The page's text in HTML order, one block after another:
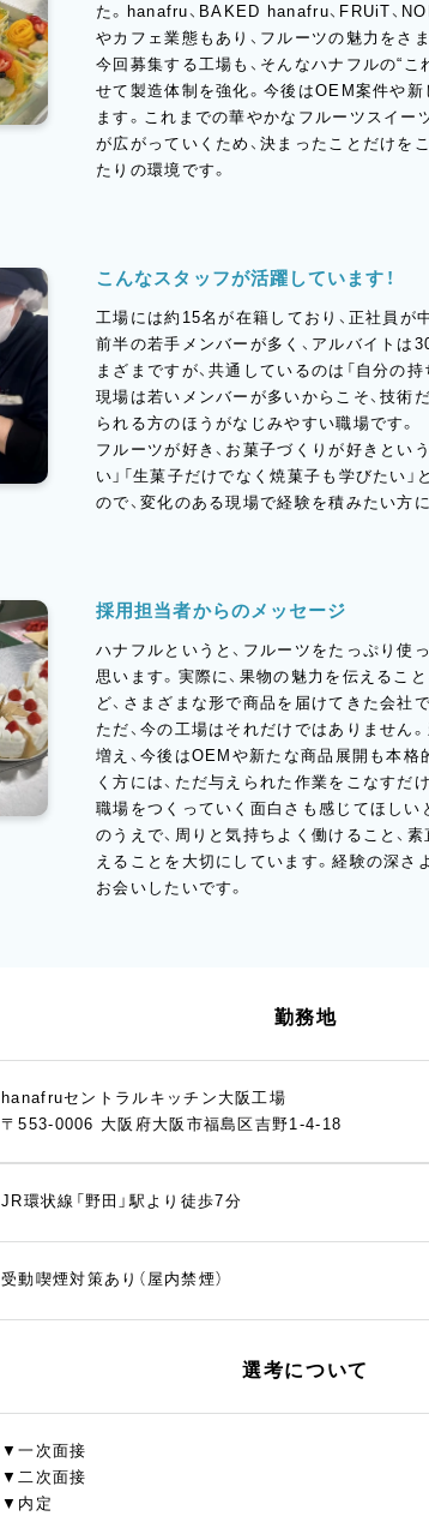
た。hanafru、BAKED hanafru、FRUiT、
やカフェ業態もあり、フルーツの魅力をさ
今回募集する工場も、そんなハナフルの“
せて製造体制を強化。今後はOEM案件や
ます。これまでの華やかなフルーツスイー
が広がっていくため、決まったことだけを
たりの環境です。
こんなスタッフが活躍しています！
工場には約15名が在籍しており、正社員が
前半の若手メンバーが多く、アルバイトは
まざまですが、共通しているのは「自分の
現場は若いメンバーが多いからこそ、技術
られる方のほうがなじみやすい職場です。
フルーツが好き、お菓子づくりが好きとい
い」「生菓子だけでなく焼菓子も学びたい
ので、変化のある現場で経験を積みたい方
採用担当者からのメッセージ
ハナフルというと、フルーツをたっぷり使
思います。実際に、果物の魅力を伝えるこ
ど、さまざまな形で商品を届けてきた会社で
ただ、今の工場はそれだけではありません
増え、今後はOEMや新たな商品展開も本
く方には、ただ与えられた作業をこなすだ
職場をつくっていく面白さも感じてほしい
のうえで、周りと気持ちよく働けること、
えることを大切にしています。経験の深さ
お会いしたいです。
勤務地
hanafruセントラルキッチン大阪工場
〒553-0006 大阪府大阪市福島区吉野1-4-18
JR環状線「野田」駅より徒歩7分
受動喫煙対策あり（屋内禁煙）
選考について
▼一次面接
▼二次面接
▼内定